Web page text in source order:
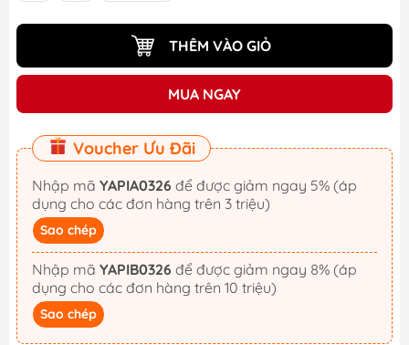
THÊM VÀO GIỎ
MUA NGAY
Voucher Ưu Đãi
Nhập mã YAPIA0326
dụng cho các đơn hàng trên 3 triệu)
Sao chép
Nhập mã YAPIB0326
dụng cho các đơn hàng trên 10 triệu)
Sao chép